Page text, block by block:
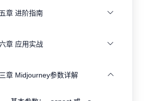
章 进阶指南
章 应用实战
章 Midjourney参数详解